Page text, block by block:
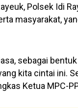
Polsek Idi
masyarakat,
sebagai
kita cintai ini.
Ketua MPC-